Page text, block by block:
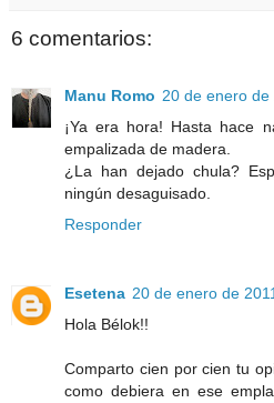
6 comentarios:
Manu Romo 20 de enero de
¡Ya era hora! Hasta hace
empalizada de madera.
¿La han dejado chula?
ningún desaguisado.
Responder
Esetena 20 de enero de
Hola Bélok!!
Comparto cien por cien tu
como debiera en ese